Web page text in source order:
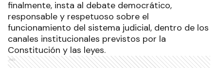
finalmente, insta al debate democrático,
responsable y respetuoso sobre el
funcionamiento del sistema judicial, dentro de los
canales institucionales previstos por la
Constitución y las leyes.
Ads